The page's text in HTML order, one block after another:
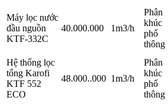
Máy lọc nước
đầu nguồn
KTF-332C
40.000.000 1m3/h
Phân
khúc
phổ
thông
Hệ thống lọc
tổng Karofi
KTF 552
ECO
48.000..000 1m3/h
Phân
khúc
phổ
thông